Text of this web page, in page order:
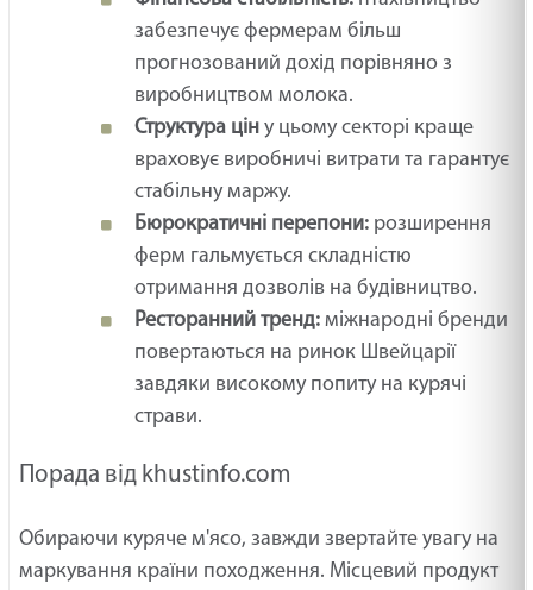
забезпечує фермерам більш
прогнозований дохід порівняно з
виробництвом молока.
Структура цін у цьому секторі краще
враховує виробничі витрати та гарантує
стабільну маржу.
Бюрократичні перепони: розширення
ферм гальмується складністю
отримання дозволів на будівництво.
Ресторанний тренд: міжнародні бренди
повертаються на ринок Швейцарії
завдяки високому попиту на курячі
страви.
Порада від khustinfo.com
Обираючи куряче м'ясо, завжди звертайте увагу на
маркування країни походження. Місцевий продукт